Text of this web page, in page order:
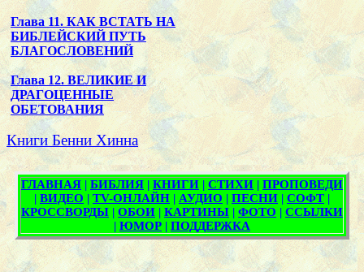
Глава 11. КАК ВСТАТЬ НА
БИБЛЕЙСКИЙ ПУТЬ
БЛАГОСЛОВЕНИЙ
Глава 12. ВЕЛИКИЕ И
ДРАГОЦЕННЫЕ
ОБЕТОВАНИЯ
Книги Бенни Хинна